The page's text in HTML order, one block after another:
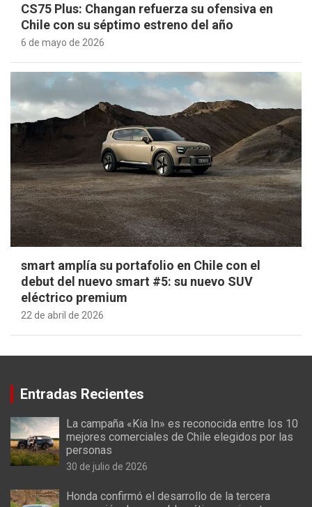
CS75 Plus: Changan refuerza su ofensiva en
Chile con su séptimo estreno del año
6 de mayo de 2026
smart amplía su portafolio en Chile con el
debut del nuevo smart #5: su nuevo SUV
eléctrico premium
22 de abril de 2026
Entradas Recientes
La campaña «Kia In» es reconocida entre los 10
mejores comerciales de Chile elegidos por las
personas
30 de julio de 2026
Honda confirmó el desarrollo de la tercera